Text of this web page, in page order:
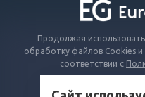
Продолжая
обработку файлов Cookies и
соответствии с